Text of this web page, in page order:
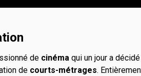
de cinéma qui un jour a
de courts-métrages.